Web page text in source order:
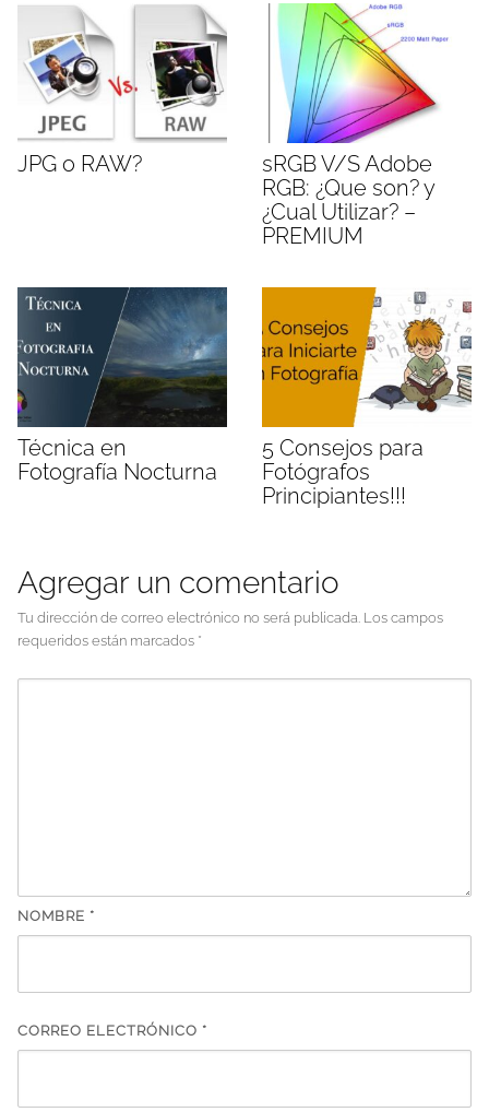
JPG o RAW?
sRGB V/S Adobe
RGB: ¿Que son? y
¿Cual Utilizar? –
PREMIUM
Técnica en
Fotografía Nocturna
5 Consejos para
Fotógrafos
Principiantes!!!
Agregar un comentario
Tu dirección de correo electrónico no será publicada. Los campos
requeridos están marcados *
NOMBRE *
CORREO ELECTRÓNICO *